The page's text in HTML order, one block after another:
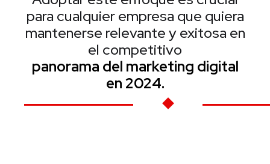
para cualquier empresa que quiera
mantenerse relevante y exitosa en
el competitivo
panorama del marketing digital
en 2024.